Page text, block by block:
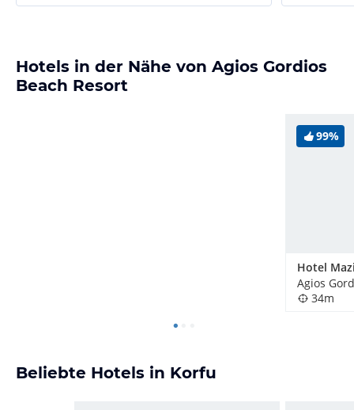
Hotels in der Nähe von Agios Gordios
Beach Resort
99%
Hotel
Agios
34m
Beliebte Hotels in Korfu